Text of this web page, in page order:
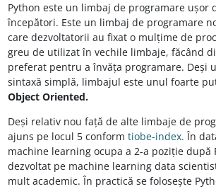
Python este un limbaj de programare ușor
începători. Este un limbaj de programare
care dezvoltatorii au fixat o mulțime de
greu de utilizat în vechile limbaje, făcând
preferat pentru a învăța programare. Deși
sintaxă simplă, limbajul este unul foarte
Object Oriented.
Deși relativ nou față de alte limbaje de
ajuns pe locul 5 conform tiobe-index. În
machine learning ocupa a 2-a poziție după
dezvoltat pe machine learning data
mult academic. În practică se folosește